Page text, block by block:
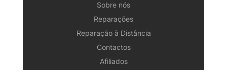
Sobre nós
Reparações
Reparação à Distância
Contactos
Afiliados